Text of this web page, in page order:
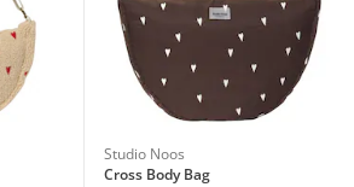
Studio Noos
Cross Body Bag